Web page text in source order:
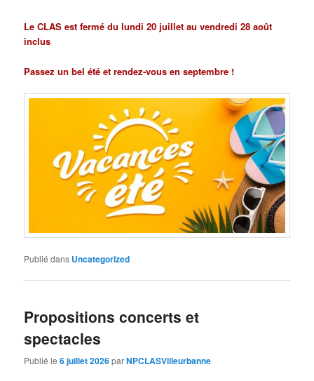
Le CLAS est fermé du lundi 20 juillet au vendredi 28 août
inclus
Passez un bel été et rendez-vous en septembre !
Publié dans Uncategorized
Propositions concerts et
spectacles
Publié le6 juillet 2026parNPCLASVilleurbanne